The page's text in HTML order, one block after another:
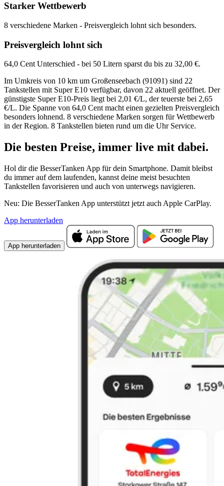
Starker Wettbewerb
8 verschiedene Marken - Preisvergleich lohnt sich besonders.
Preisvergleich lohnt sich
64,0 Cent Unterschied - bei 50 Litern sparst du bis zu 32,00 €.
Im Umkreis von 10 km um Großenseebach (91091) sind 22
Tankstellen mit Super E10 verfügbar, davon 22 aktuell geöffnet. Der
günstigste Super E10-Preis liegt bei 2,01 €/L, der teuerste bei 2,65
€/L. Die Spanne von 64,0 Cent macht einen gezielten Preisvergleich
besonders lohnend. 8 verschiedene Marken sorgen für Wettbewerb
in der Region. 8 Tankstellen bieten rund um die Uhr Service.
Die besten Preise, immer live mit dabei.
Hol dir die BesserTanken App für dein Smartphone. Damit bleibst
du immer auf dem laufenden, kannst deine meist besuchten
Tankstellen favorisieren und auch von unterwegs navigieren.
Neu: Die BesserTanken App unterstützt jetzt auch Apple CarPlay.
App herunterladen
App herunterladen